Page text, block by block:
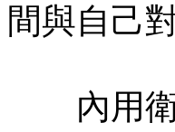
間與自己
內用衛